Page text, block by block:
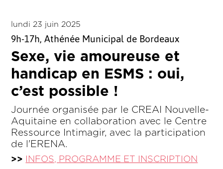
lundi 23 juin 2025
9h-17h, Athénée Municipal de Bordeaux
Sexe, vie amoureuse et
handicap en ESMS : oui,
c’est possible !
Journée organisée par le CREAI Nouvelle-
Aquitaine en collaboration avec le Centre
Ressource Intimagir, avec la participation
de l'ERENA.
>> INFOS, PROGRAMME ET INSCRIPTION